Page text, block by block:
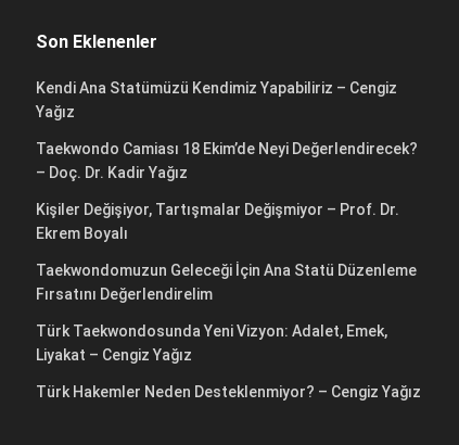
Son Eklenenler
Kendi Ana Statümüzü Kendimiz Yapabiliriz – Cengiz
Yağız
Taekwondo Camiası 18 Ekim’de Neyi Değerlendirecek?
– Doç. Dr. Kadir Yağız
Kişiler Değişiyor, Tartışmalar Değişmiyor – Prof. Dr.
Ekrem Boyalı
Taekwondomuzun Geleceği İçin Ana Statü Düzenleme
Fırsatını Değerlendirelim
Türk Taekwondosunda Yeni Vizyon: Adalet, Emek,
Liyakat – Cengiz Yağız
Türk Hakemler Neden Desteklenmiyor? – Cengiz Yağız